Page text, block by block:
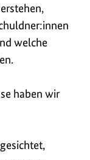
welche
haben wir